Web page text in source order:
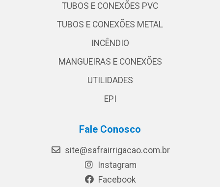
TUBOS E CONEXÕES PVC
TUBOS E CONEXÕES METAL
INCÊNDIO
MANGUEIRAS E CONEXÕES
UTILIDADES
EPI
Fale Conosco
site@safrairrigacao.com.br
Instagram
Facebook